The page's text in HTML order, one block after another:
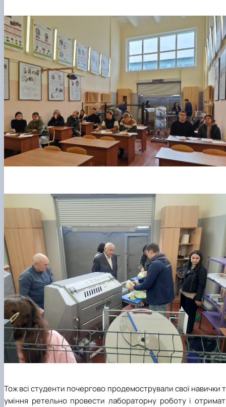
Тож всі студенти почергово продемострували свої навички
уміння ретельно провести лабораторну роботу і